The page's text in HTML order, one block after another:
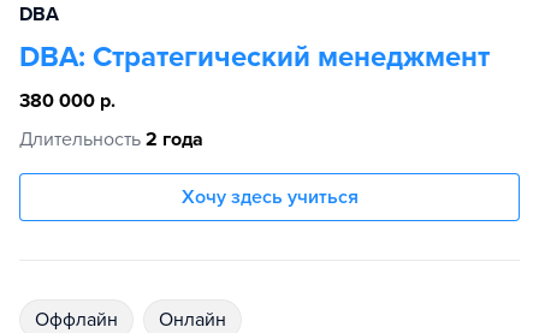
DBA
DBA: Стратегический менеджмент
380 000 р.
Длительность 2 года
Хочу здесь учиться
Оффлайн Онлайн